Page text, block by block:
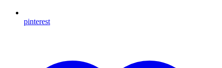
pinterest